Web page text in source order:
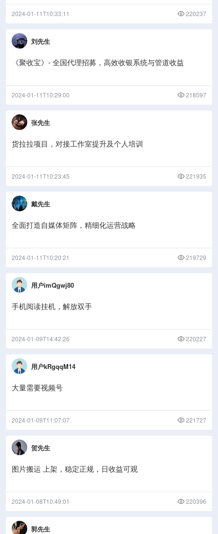
2024-01-11T10:33:11 220237
刘先生
《聚收宝》- 全国代理招募，高效收银系统与管道收益
2024-01-11T10:29:00 218597
张先生
货拉拉项目，对接工作室提升及个人培训
2024-01-11T10:23:45 221935
戴先生
全面打造自媒体矩阵，精细化运营战略
2024-01-11T10:20:21 219729
用户imQgwj80
手机阅读挂机，解放双手
2024-01-09T14:42:26 220227
用户kRgqqM14
大量需要视频号
2024-01-09T11:07:07 221727
贺先生
图片搬运 上架，稳定正规，日收益可观
2024-01-08T10:49:01 220396
郭先生